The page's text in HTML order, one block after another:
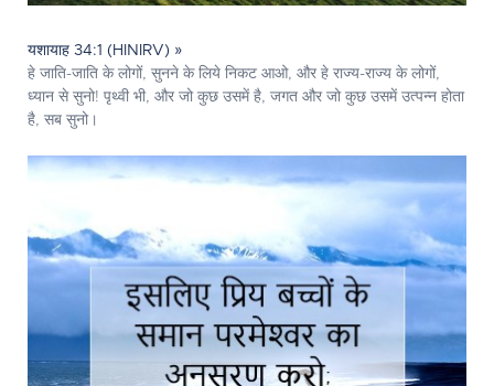
यशायाह 34:1 (HINIRV) »
हे जाति-जाति के लोगों, सुनने के लिये निकट आओ, और हे राज्य-राज्य के लोगों,
ध्यान से सुनो! पृथ्वी भी, और जो कुछ उसमें है, जगत और जो कुछ उसमें उत्‍पन्‍न होता
है, सब सुनो।